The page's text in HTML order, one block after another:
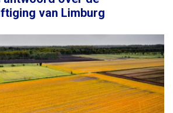
van Limburg